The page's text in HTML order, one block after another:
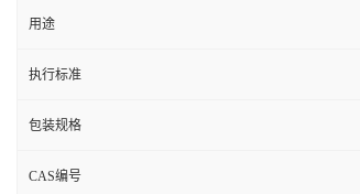
用途
执行标准
包装规格
CAS编号